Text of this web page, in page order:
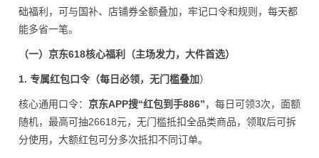
础福利，可与国补、店铺券全额叠加，牢记口令和规则，每天都
能多省一笔。
（一）京东618核心福利（主场发力，大件首选）
1. 专属红包口令（每日必领，无门槛叠加）
核心通用口令： 京东APP搜“红包到手886”，每日可领3次，面额
随机，最高可抽26618元，无门槛抵扣全品类商品，领取后可拆
分使用，大额红包可分多次抵扣不同订单。